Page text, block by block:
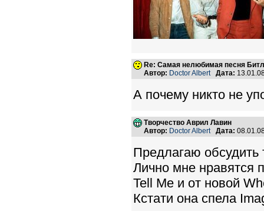
Re: Самая нелюбимая песня
Автор: Doctor Albert Дата:
А почему никто не
Творчество Аврил Лавин
Автор: Doctor Albert Дата:
Предлагаю обсудить
Лично мне нравятся
Tell Me и от новой
Кстати она спела